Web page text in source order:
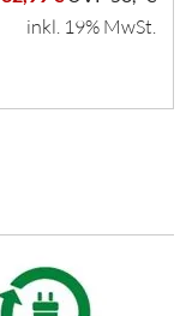
inkl. 19% MwSt.